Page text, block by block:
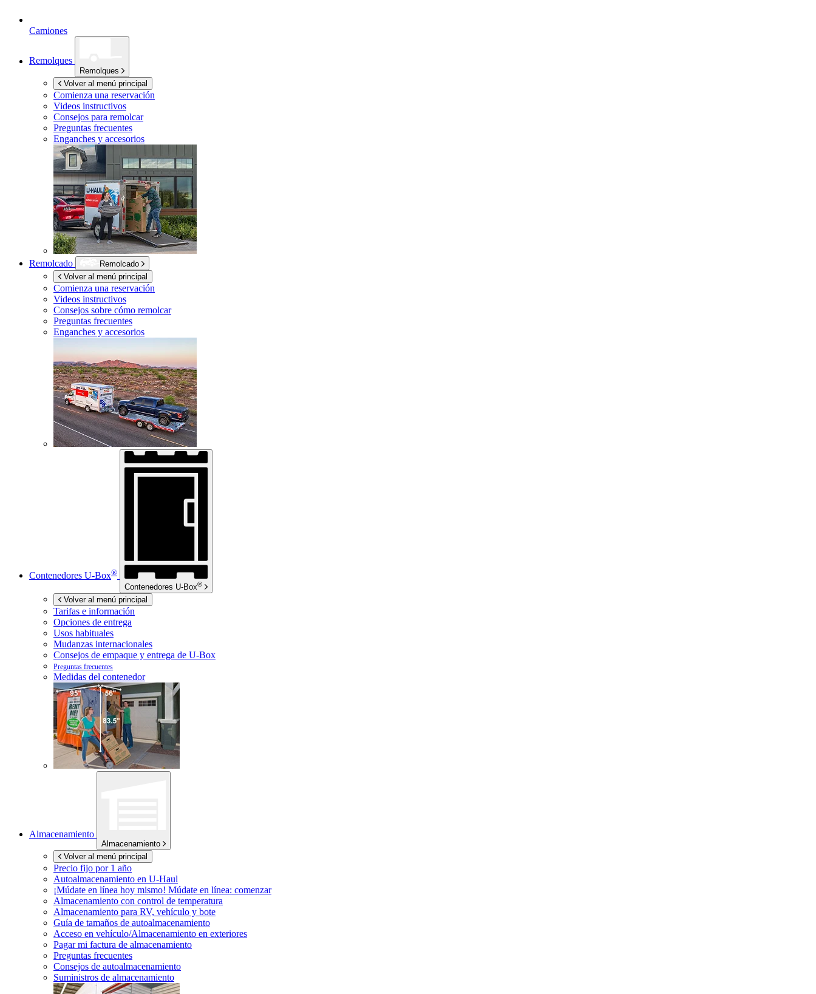
Camiones
Remolques
Remolques
Volver al menú principal
Comienza una reservación
Videos instructivos
Consejos para remolcar
Preguntas frecuentes
Enganches y accesorios
Remolcado
Remolcado
Volver al menú principal
Comienza una reservación
Videos instructivos
Consejos sobre cómo remolcar
Preguntas frecuentes
Enganches y accesorios
Contenedores U-Box®
Contenedores U-Box®
Volver al menú principal
Tarifas e información
Opciones de entrega
Usos habituales
Mudanzas internacionales
Consejos de empaque y entrega de U-Box
Preguntas frecuentes
Medidas del contenedor
Almacenamiento
Almacenamiento
Volver al menú principal
Precio fijo por 1 año
Autoalmacenamiento en U-Haul
¡Múdate en línea hoy mismo! Múdate en línea: comenzar
Almacenamiento con control de temperatura
Almacenamiento para RV, vehículo y bote
Guía de tamaños de autoalmacenamiento
Acceso en vehículo/Almacenamiento en exteriores
Pagar mi factura de almacenamiento
Preguntas frecuentes
Consejos de autoalmacenamiento
Suministros de almacenamiento